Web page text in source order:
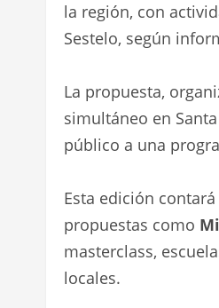
la región, con
Sestelo, según
La propuesta,
simultáneo en
público a una
Esta edición
propuestas como
masterclass,
locales.